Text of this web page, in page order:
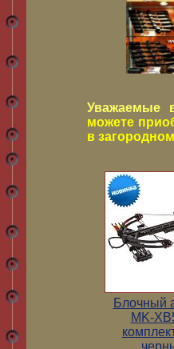
Уважаемые
можете
в
Блочный
MK-